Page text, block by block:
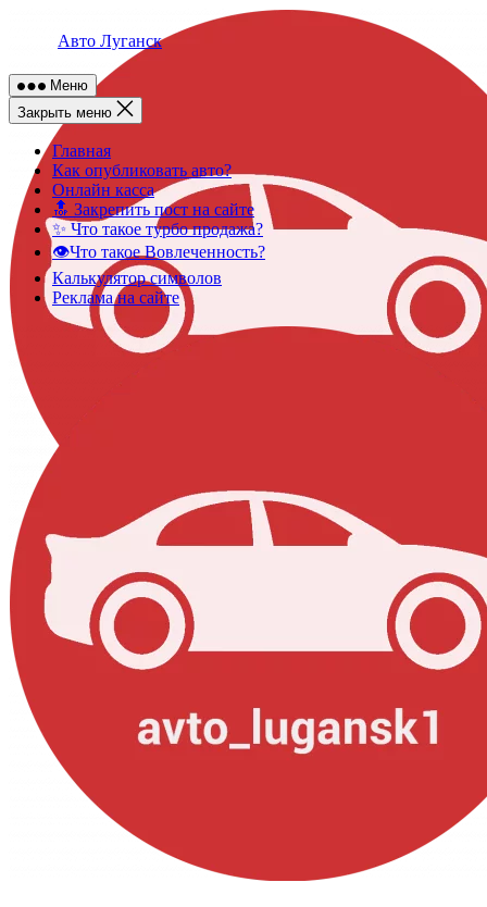
Авто Луганск
Меню
Закрыть меню
Главная
Как опубликовать авто?
Онлайн касса
🔝 Закрепить пост на сайте
✨ Что такое турбо продажа?
👁️Что такое Вовлеченность?
Калькулятор символов
Реклама на сайте